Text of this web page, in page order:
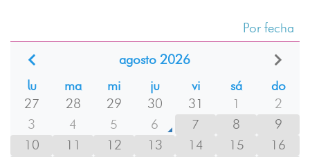
Por fecha
agosto 2026
lu
ma mi ju vi sá
do
27
28 29 30 31 1
2
3
4 5 6 7 8
9
10
11 12 13 14 15
16